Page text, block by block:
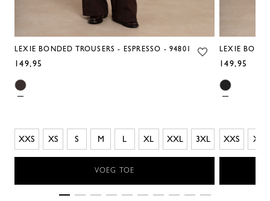
LEXIE BONDED TROUSERS - ESPRESSO - 94801
149,95
XXS XS S M L XL XXL 3XL
VOEG TOE
LEXIE
149,95
XXS XS